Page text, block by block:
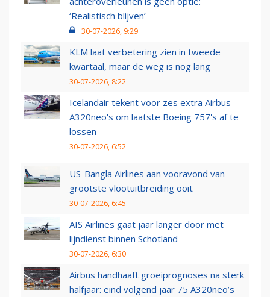
‘Realistisch blijven’
30-07-2026, 9:29
KLM laat verbetering zien in tweede
kwartaal, maar de weg is nog lang
30-07-2026, 8:22
Icelandair tekent voor zes extra Airbus
A320neo's om laatste Boeing 757's af te
lossen
30-07-2026, 6:52
US-Bangla Airlines aan vooravond van
grootste vlootuitbreiding ooit
30-07-2026, 6:45
AIS Airlines gaat jaar langer door met
lijndienst binnen Schotland
30-07-2026, 6:30
Airbus handhaaft groeiprognoses na sterk
halfjaar: eind volgend jaar 75 A320neo’s